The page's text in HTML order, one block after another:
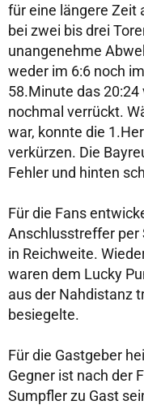
für eine längere Zeit
bei zwei bis drei
unangenehme
weder im 6:6 noch
58.Minute das
nochmal verrückt.
war, konnte die
verkürzen. Die
Fehler und hinten
Für die Fans
Anschlusstreffer per
in Reichweite.
waren dem Lucky
aus der Nahdistanz
besiegelte.
Für die Gastgeber
Gegner ist nach der
Sumpfler zu Gast